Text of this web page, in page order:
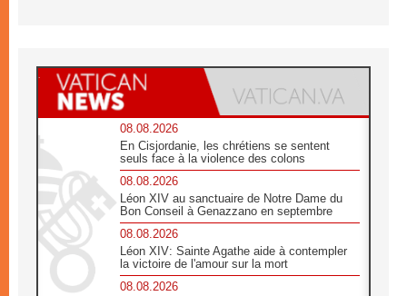
08.08.2026
En Cisjordanie, les chrétiens se sentent
seuls face à la violence des colons
08.08.2026
Léon XIV au sanctuaire de Notre Dame du
Bon Conseil à Genazzano en septembre
08.08.2026
Léon XIV: Sainte Agathe aide à contempler
la victoire de l'amour sur la mort
08.08.2026